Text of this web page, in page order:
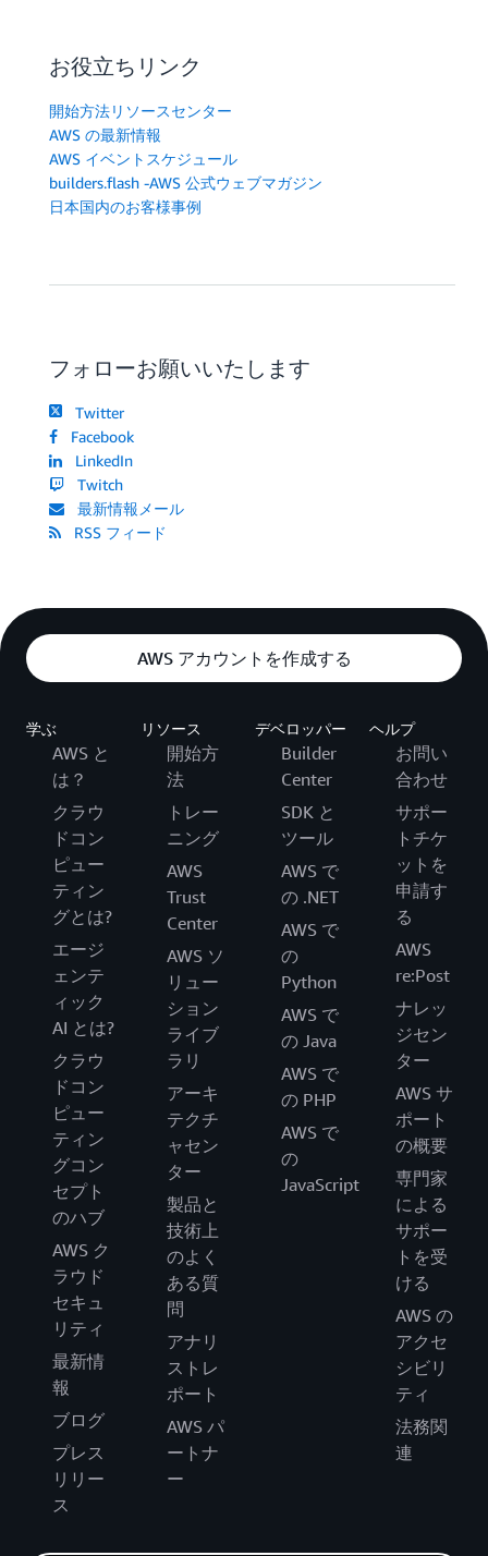
お役立ちリンク
開始方法リソースセンター
AWS の最新情報
AWS イベントスケジュール
builders.flash -AWS 公式ウェブマガジン
日本国内のお客様事例
フォローお願いいたします
Twitter
Facebook
LinkedIn
Twitch
最新情報メール
RSS フィード
AWS アカウントを作成する
学ぶ
AWS と
は？
クラウ
ドコン
ピュー
ティン
グとは?
エージ
ェンテ
ィック
AI とは?
クラウ
ドコン
ピュー
ティン
グコン
セプト
のハブ
AWS ク
ラウド
セキュ
リティ
最新情
報
ブログ
プレス
リリー
ス
リソース
開始方
法
トレー
ニング
AWS
Trust
Center
AWS ソ
リュー
ション
ライブ
ラリ
アーキ
テクチ
ャセン
ター
製品と
技術上
のよく
ある質
問
アナリ
ストレ
ポート
AWS パ
ートナ
ー
デベロッパー
Builder
Center
SDK と
ツール
AWS で
の .NET
AWS で
の
Python
AWS で
の Java
AWS で
の PHP
AWS で
の
JavaScript
ヘルプ
お問い
合わせ
サポー
トチケ
ットを
申請す
る
AWS
re:Post
ナレッ
ジセン
ター
AWS サ
ポート
の概要
専門家
による
サポー
トを受
ける
AWS の
アクセ
シビリ
ティ
法務関
連